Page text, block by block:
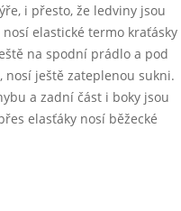
i přesto, že ledviny jsou
elastické termo kraťásky
na spodní prádlo a pod
nosí ještě zateplenou sukni.
a zadní část i boky jsou
elasťáky nosí běžecké